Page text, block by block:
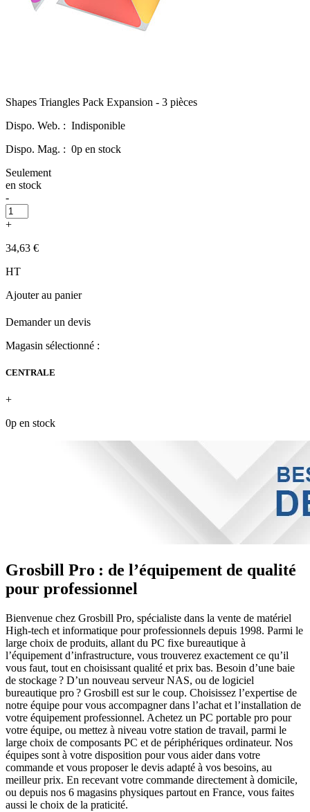
Shapes Triangles Pack Expansion - 3 pièces
Dispo. Web. : Indisponible
Dispo. Mag. : 0p en stock
Seulement
en stock
-
+
34,63 €
HT
Ajouter au panier
Demander un devis
Magasin sélectionné :
CENTRALE
+
0p en stock
Grosbill Pro : de l’équipement de qualité
pour professionnel
Bienvenue chez Grosbill Pro, spécialiste dans la vente de matériel
High-tech et informatique pour professionnels depuis 1998. Parmi le
large choix de produits, allant du PC fixe bureautique à
l’équipement d’infrastructure, vous trouverez exactement ce qu’il
vous faut, tout en choisissant qualité et prix bas. Besoin d’une baie
de stockage ? D’un nouveau serveur NAS, ou de logiciel
bureautique pro ? Grosbill est sur le coup. Choisissez l’expertise de
notre équipe pour vous accompagner dans l’achat et l’installation de
votre équipement professionnel. Achetez un PC portable pro pour
votre équipe, ou mettez à niveau votre station de travail, parmi le
large choix de composants PC et de périphériques ordinateur. Nos
équipes sont à votre disposition pour vous aider dans votre
commande et vous proposer le devis adapté à vos besoins, au
meilleur prix. En recevant votre commande directement à domicile,
ou depuis nos 6 magasins physiques partout en France, vous faites
aussi le choix de la praticité.